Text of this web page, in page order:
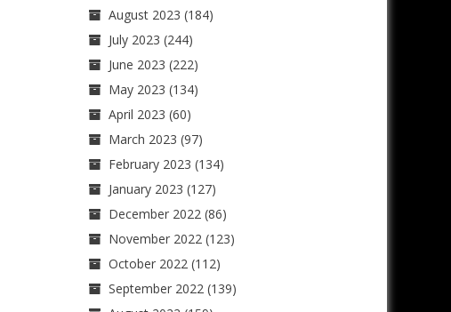
August 2023 (184)
July 2023 (244)
June 2023 (222)
May 2023 (134)
April 2023 (60)
March 2023 (97)
February 2023 (134)
January 2023 (127)
December 2022(86)
November 2022(123)
October 2022(112)
September 2022(139)